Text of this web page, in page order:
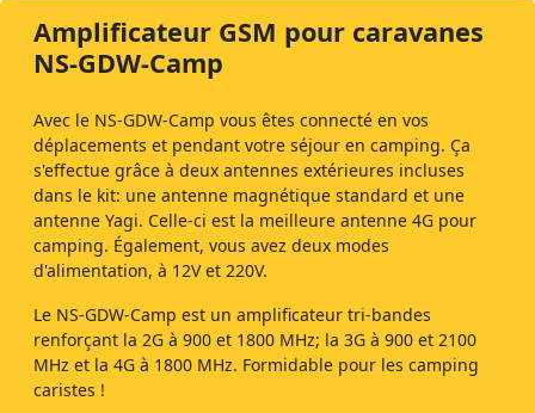
Amplificateur GSM pour caravanes
NS-GDW-Camp
Avec le NS-GDW-Camp vous êtes connecté en vos
déplacements et pendant votre séjour en camping. Ça
s'effectue grâce à deux antennes extérieures incluses
dans le kit: une antenne magnétique standard et une
antenne Yagi. Celle-ci est la meilleure antenne 4G pour
camping. Également, vous avez deux modes
d'alimentation, à 12V et 220V.
Le NS-GDW-Camp est un amplificateur tri-bandes
renforçant la 2G à 900 et 1800 MHz; la 3G à 900 et 2100
MHz et la 4G à 1800 MHz. Formidable pour les camping
caristes !